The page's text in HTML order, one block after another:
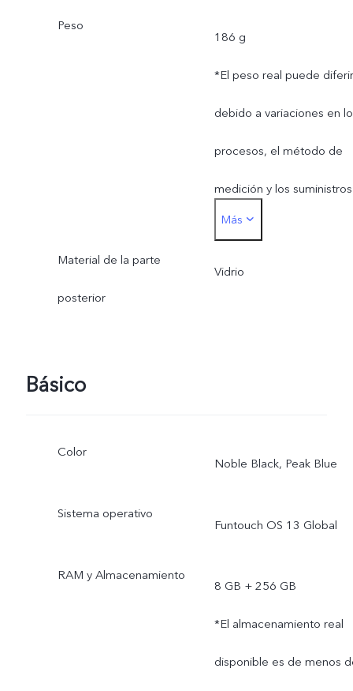
Peso
186 g
*El peso real puede diferir
debido a variaciones en
procesos, el método de
medición y los suministros
de material.
Más
Material de la parte
posterior
Vidrio
Básico
Color
Noble Black, Peak Blue
Sistema operativo
Funtouch OS 13 Global
RAM y Almacenamiento
8 GB + 256 GB
*El almacenamiento real
disponible es de menos